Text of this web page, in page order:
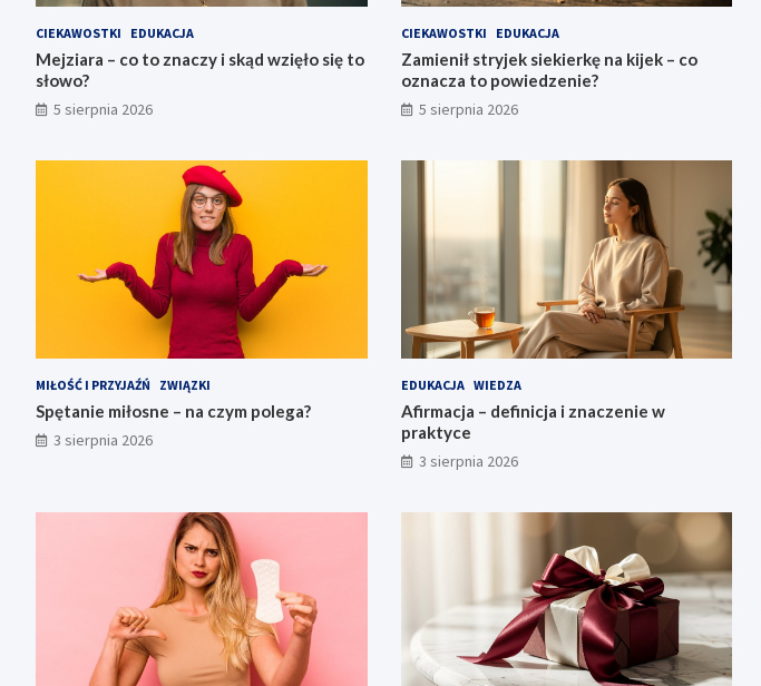
CIEKAWOSTKI EDUKACJA
Mejziara – co to znaczy i skąd wzięło się to
słowo?
5 sierpnia 2026
CIEKAWOSTKI EDUKACJA
Zamienił stryjek siekierkę na kijek – co
oznacza to powiedzenie?
5 sierpnia 2026
MIŁOŚĆ I PRZYJAŹŃ ZWIĄZKI
Spętanie miłosne – na czym polega?
3 sierpnia 2026
EDUKACJA WIEDZA
Afirmacja – definicja i znaczenie w
praktyce
3 sierpnia 2026